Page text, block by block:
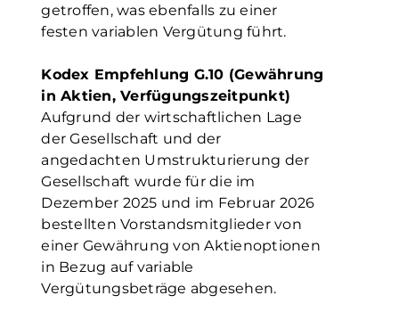
getroffen, was ebenfalls zu einer
festen variablen Vergütung führt.
Kodex Empfehlung G.10 (Gewährung
in Aktien, Verfügungszeitpunkt)
Aufgrund der wirtschaftlichen Lage
der Gesellschaft und der
angedachten Umstrukturierung der
Gesellschaft wurde für die im
Dezember 2025 und im Februar 2026
bestellten Vorstandsmitglieder von
einer Gewährung von Aktienoptionen
in Bezug auf variable
Vergütungsbeträge abgesehen.